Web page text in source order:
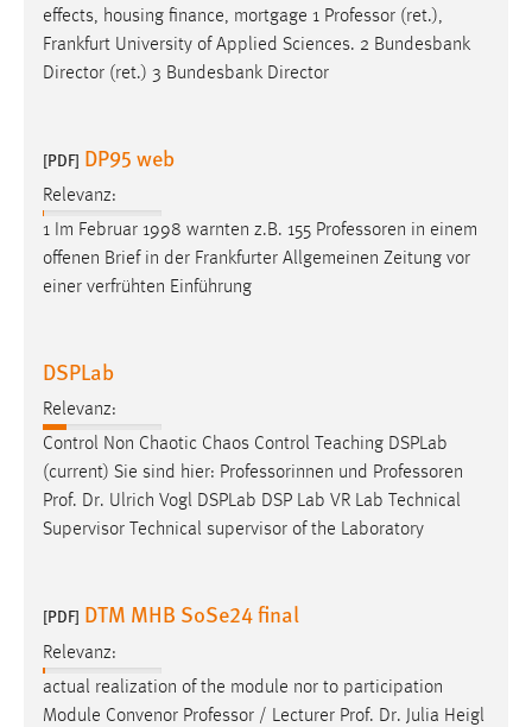
effects, housing finance, mortgage 1 Professor (ret.),
Frankfurt University of Applied Sciences. 2 Bundesbank
Director (ret.) 3 Bundesbank Director
[PDF] DP95 web
Relevanz:
1 Im Februar 1998 warnten z.B. 155 Professoren in einem
offenen Brief in der Frankfurter Allgemeinen Zeitung vor
einer verfrühten Einführung
DSPLab
Relevanz:
Control Non Chaotic Chaos Control Teaching DSPLab
(current) Sie sind hier: Professorinnen und Professoren
Prof. Dr. Ulrich Vogl DSPLab DSP Lab VR Lab Technical
Supervisor Technical supervisor of the Laboratory
[PDF] DTM MHB SoSe24 final
Relevanz:
actual realization of the module nor to participation
Module Convenor Professor / Lecturer Prof. Dr. Julia Heigl